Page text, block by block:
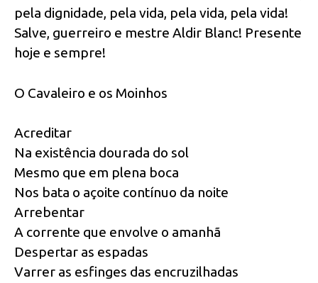
pela dignidade, pela vida, pela vida, pela vida!
Salve, guerreiro e mestre Aldir Blanc! Presente
hoje e sempre!
O Cavaleiro e os Moinhos
Acreditar
Na existência dourada do sol
Mesmo que em plena boca
Nos bata o açoite contínuo da noite
Arrebentar
A corrente que envolve o amanhã
Despertar as espadas
Varrer as esfinges das encruzilhadas